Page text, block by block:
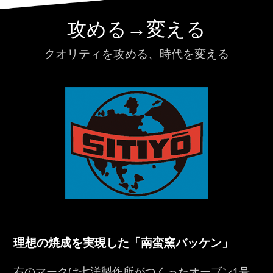
攻める→変える
クオリティを攻める、時代を変える
理想の焼成を実現した「南蛮窯バッケン」